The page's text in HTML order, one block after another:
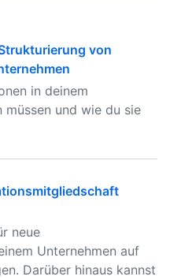
von
in deinem
und wie du sie
neue
Unternehmen auf
Darüber hinaus kannst